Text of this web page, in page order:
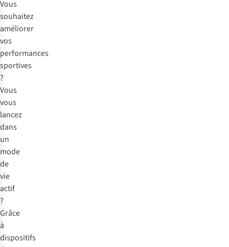
Vous
souhaitez
améliorer
vos
performances
sportives
?
Vous
vous
lancez
dans
un
mode
de
vie
actif
?
Grâce
à
dispositifs